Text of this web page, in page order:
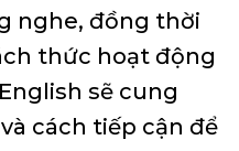
nghe, đồng thời
thức hoạt động
sẽ cung
cách tiếp cận để